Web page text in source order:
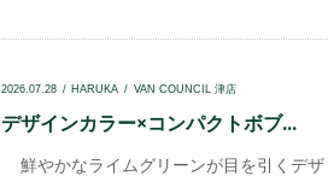
2026.07.28 HARUKA VAN COUNCIL 津店
デザインカラー×コンパクトボブ...
鮮やかなライムグリーンが目を引くデザ